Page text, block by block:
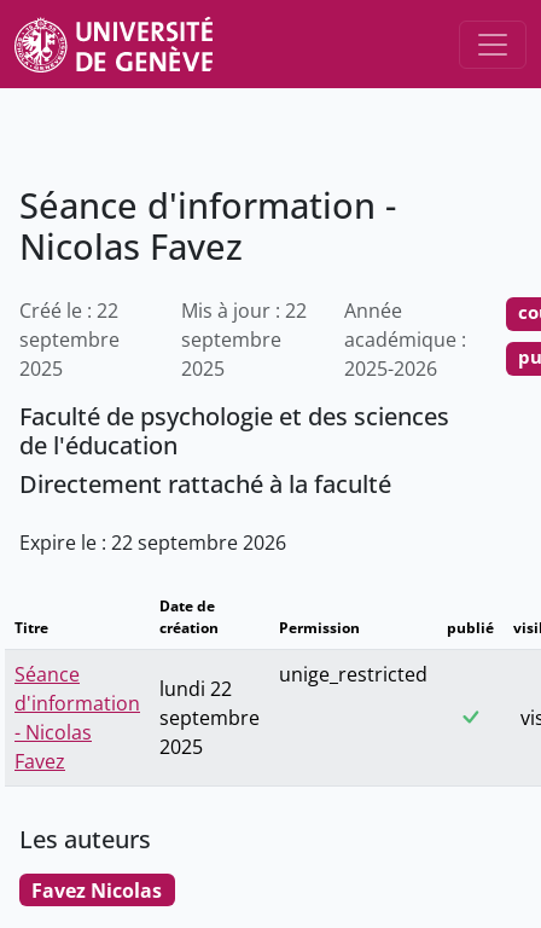
Séance d'information -
Nicolas Favez
Créé le : 22
septembre
2025
Mis à jour : 22
septembre
2025
Année
académique :
2025-2026
Faculté de psychologie et des sciences
de l'éducation
Directement rattaché à la faculté
Expire le : 22 septembre 2026
Titre
Date de
création
Permission publié
Séance
d'information
- Nicolas
Favez
lundi 22
septembre
2025
unige_restricted
Les auteurs
Favez Nicolas